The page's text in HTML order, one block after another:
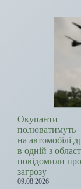
Окупанти
полюватимуть
на автомобілі
в одній з
повідомили про
загрозу
09.08.2026